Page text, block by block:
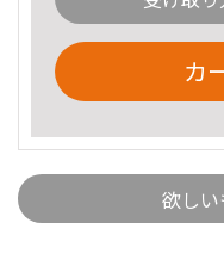
カ
欲し